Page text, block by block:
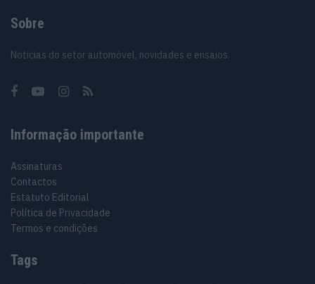
Sobre
Noticias do setor automóvel, novidades e ensaios.
Informação importante
Assinaturas
Contactos
Estatuto Editorial
Política de Privacidade
Termos e condições
Tags